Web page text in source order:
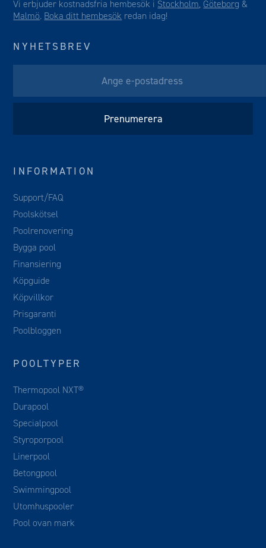
Vi erbjuder kostnadsfria hembesök i Stockholm, Göteborg &
Malmö. Boka ditt hembesök redan idag!
NYHETSBREV
INFORMATION
Support/FAQ
Poolskötsel
Poolrenovering
Bygga pool
Finansiering
Köpguide
Köpvillkor
Prisgaranti
Poolbloggen
POOLTYPER
Thermopool NXT®
Durapool
Specialpool
Styroporpool
Linerpool
Betongpool
Swimmingpool
Utomhuspooler
Pool ovan mark